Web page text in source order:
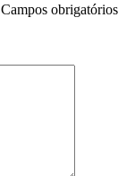
Campos obrigatórios